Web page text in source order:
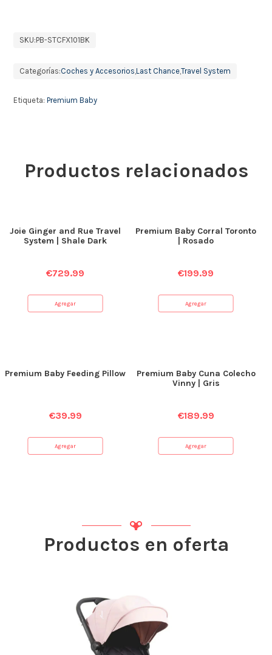
SKU:PB-STCFX101BK
Categorías:Coches y Accesorios,Last Chance,Travel System
Etiqueta:Premium Baby
Productos relacionados
Joie Ginger and Rue Travel
System | Shale Dark
€729.99
Agregar
Premium Baby Corral Toronto
| Rosado
€199.99
Agregar
Premium Baby Feeding Pillow
€39.99
Agregar
Premium Baby Cuna Colecho
Vinny | Gris
€189.99
Agregar
Productos en oferta